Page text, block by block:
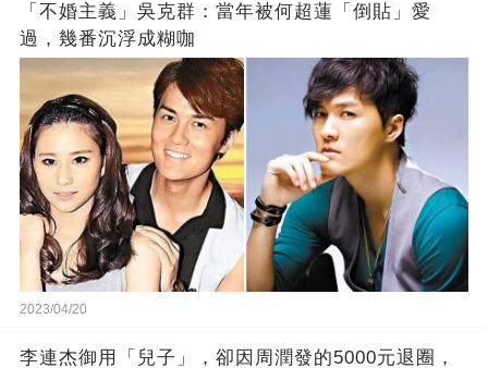
「不婚主義」吳克群：當年被何超蓮「倒貼」愛
過，幾番沉浮成糊咖
2023/04/20
李連杰御用「兒子」，卻因周潤發的5000元退圈，